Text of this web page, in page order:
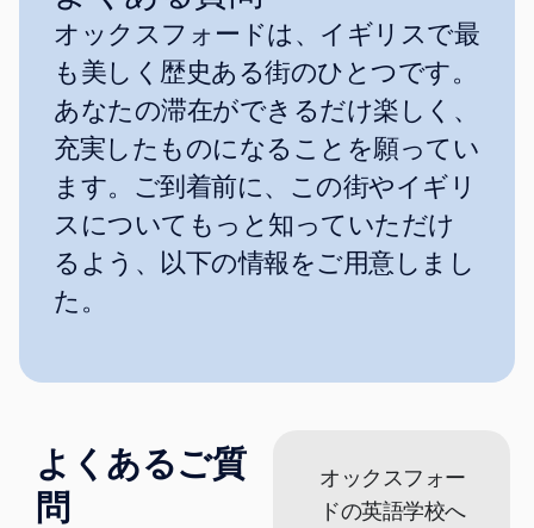
オックスフォードは、イギリスで最
も美しく歴史ある街のひとつです。
あなたの滞在ができるだけ楽しく、
充実したものになることを願ってい
ます。ご到着前に、この街やイギリ
スについてもっと知っていただけ
るよう、以下の情報をご用意しまし
た。
よくあるご質
問
オックスフォー
ドの英語学校へ